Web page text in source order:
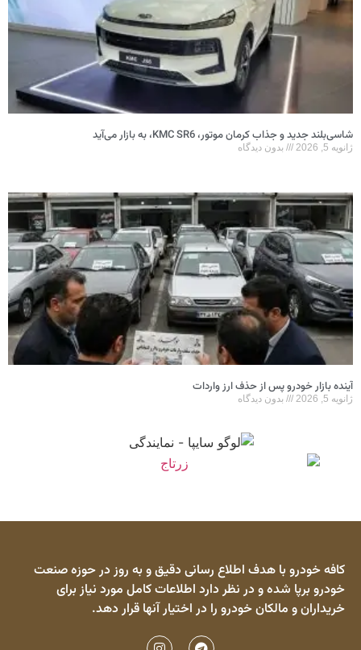
شاسی‌بلند جدید و جذاب کرمان موتور، KMC SR6، به بازار می‌آید
ژانویه 5, 2026 بدون دیدگاه
آینده بازار خودرو پس از حذف ارز واردات
ژانویه 5, 2026 بدون دیدگاه
کافه خودرو با هدف اطلاع رسانی دقیق و به روز در حوزه صنعت
خودرو برپا شده و در نظر دارد اطلاعات کامل مورد نیاز برای
خریداران و مالکان خودرو را در اختیار آنها قرار دهد.